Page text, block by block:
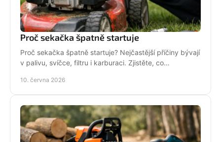
Proč sekačka špatně startuje
Proč sekačka špatně startuje? Nejčastější příčiny bývají
v palivu, svíčce, filtru i karburaci. Zjistěte, co
10. června 2026